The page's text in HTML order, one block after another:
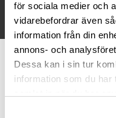
för sociala medier och
vidarebefordrar även
information från din
annons- och
Dessa kan i sin tur
information som du har
STILL
Industri